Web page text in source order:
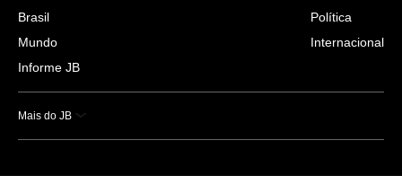
Brasil
Mundo
Informe JB
Política
Internacional
Mais do JB
Esportes